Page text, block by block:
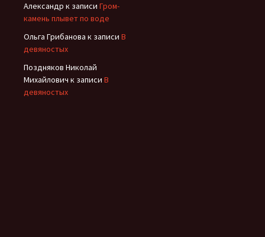
Александр к записи Гром-
камень плывет по воде
Ольга Грибанова к записи В
девяностых
Поздняков Николай
Михайлович к записи В
девяностых